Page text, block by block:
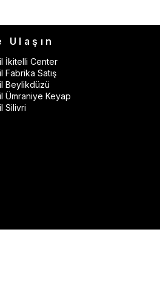
Ulaşın
İkitelli Center
Fabrika Satış
Beylikdüzü
Ümraniye Keyap
Silivri